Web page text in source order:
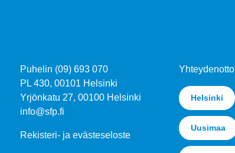
Puhelin (09) 693 070
PL 430, 00101 Helsinki
Yrjönkatu 27, 00100 Helsinki
info@sfp.fi
Rekisteri- ja evästeseloste
Yhteydenotto
Helsinki
Uusimaa